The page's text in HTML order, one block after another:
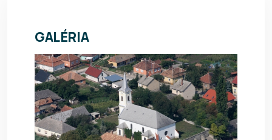
GALÉRIA